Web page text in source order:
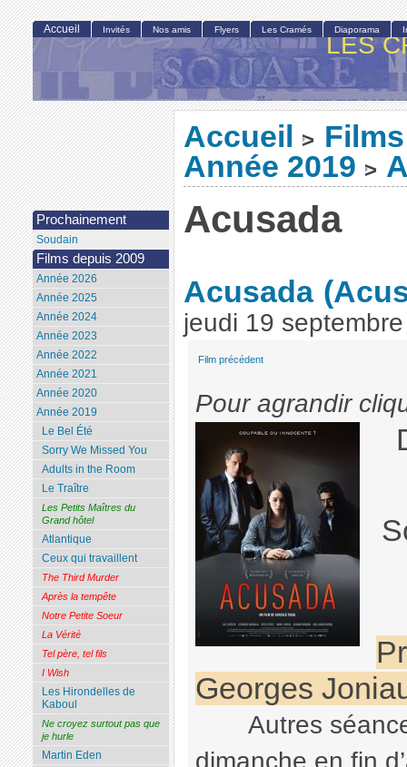
LES
Accueil >
Année 2019 >
Acusada
Acusada
jeudi 19
Film précédent
Pour agrandir
Georges
Autres
dimanche en fin
Accueil Invités Nos amis Flyers Les Cramés Diaporama
Prochainement
Soudain
Films depuis 2009
Année 2026
Année 2025
Année 2024
Année 2023
Année 2022
Année 2021
Année 2020
Année 2019
Le Bel Été
Sorry We Missed You
Adults in the Room
Le Traître
Les Petits Maîtres du
Grand hôtel
Atlantique
Ceux qui travaillent
The Third Murder
Après la tempête
Notre Petite Soeur
La Vérité
Tel père, tel fils
I Wish
Les Hirondelles de
Kaboul
Ne croyez surtout pas que
je hurle
Martin Eden